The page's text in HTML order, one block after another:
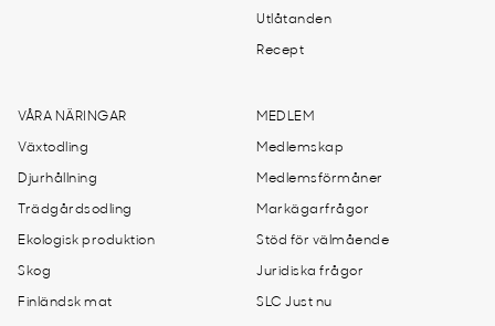
Utlåtanden
Recept
VÅRA NÄRINGAR
Växtodling
Djurhållning
Trädgårdsodling
Ekologisk produktion
Skog
Finländsk mat
MEDLEM
Medlemskap
Medlemsförmåner
Markägarfrågor
Stöd för välmående
Juridiska frågor
SLC Just nu